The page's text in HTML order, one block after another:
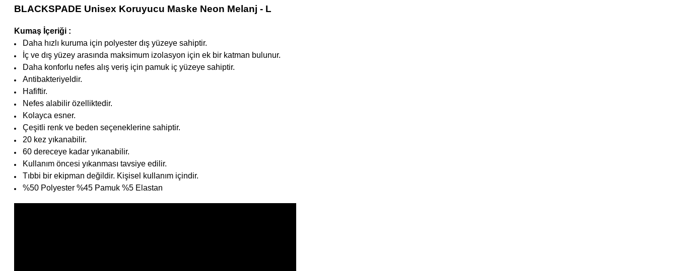
BLACKSPADE Unisex Koruyucu Maske Neon Melanj - L
Kumaş İçeriği :
Daha hızlı kuruma için polyester dış yüzeye sahiptir.
İç ve dış yüzey arasında maksimum izolasyon için ek bir katman bulunur.
Daha konforlu nefes alış veriş için pamuk iç yüzeye sahiptir.
Antibakteriyeldir.
Hafiftir.
Nefes alabilir özelliktedir.
Kolayca esner.
Çeşitli renk ve beden seçeneklerine sahiptir.
20 kez yıkanabilir.
60 dereceye kadar yıkanabilir.
Kullanım öncesi yıkanması tavsiye edilir.
Tıbbi bir ekipman değildir. Kişisel kullanım içindir.
%50 Polyester %45 Pamuk %5 Elastan